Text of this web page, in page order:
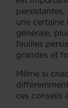
une certaine
générale,
feuilles
grandes et
Même si
ces conseils